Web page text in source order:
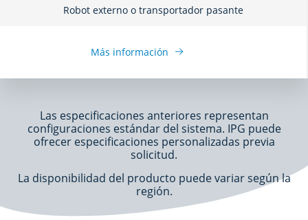
Robot externo o transportador pasante
Más información
Las especificaciones anteriores representan
configuraciones estándar del sistema. IPG puede
ofrecer especificaciones personalizadas previa
solicitud.
La disponibilidad del producto puede variar según la
región.